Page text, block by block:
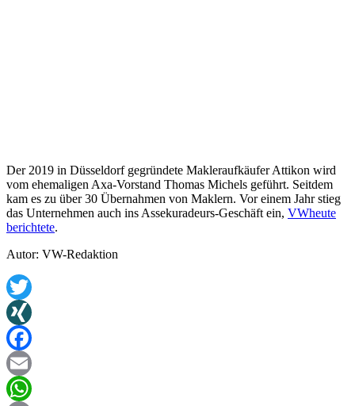
Der 2019 in Düsseldorf gegründete Makleraufkäufer Attikon wird
vom ehemaligen Axa-Vorstand Thomas Michels geführt. Seitdem
kam es zu über 30 Übernahmen von Maklern. Vor einem Jahr stieg
das Unternehmen auch ins Assekuradeurs-Geschäft ein, VWheute
berichtete.
Autor: VW-Redaktion
Twitter
XING
Facebook
Email